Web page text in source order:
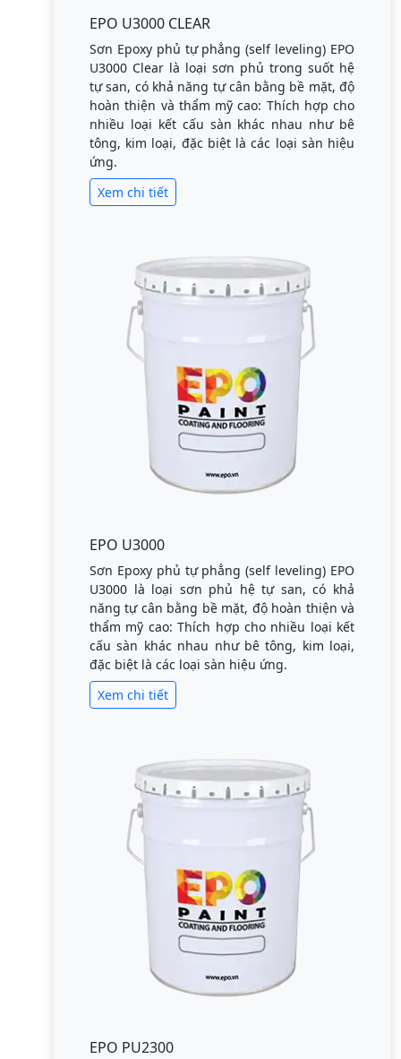
EPO U3000 CLEAR
Sơn Epoxy phủ tự phẳng (self leveling) EPO
U3000 Clear là loại sơn phủ trong suốt hệ
tự san, có khả năng tự cân bằng bề mặt, độ
hoàn thiện và thẩm mỹ cao: Thích hợp cho
nhiều loại kết cấu sàn khác nhau như bê
tông, kim loại, đặc biệt là các loại sàn hiệu
ứng.
Xem chi tiết
EPO U3000
Sơn Epoxy phủ tự phẳng (self leveling) EPO
U3000 là loại sơn phủ hệ tự san, có khả
năng tự cân bằng bề mặt, độ hoàn thiện và
thẩm mỹ cao: Thích hợp cho nhiều loại kết
cấu sàn khác nhau như bê tông, kim loại,
đặc biệt là các loại sàn hiệu ứng.
Xem chi tiết
EPO PU2300